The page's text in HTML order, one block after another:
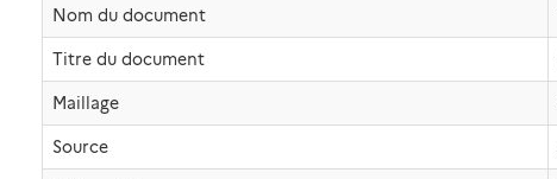
Nom du document
Titre du document
Maillage
Source